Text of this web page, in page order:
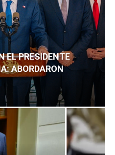
EL PRESIDENTE
ABORDARON